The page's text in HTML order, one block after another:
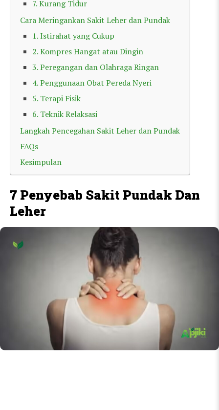
7. Kurang Tidur
Cara Meringankan Sakit Leher dan Pundak
1. Istirahat yang Cukup
2. Kompres Hangat atau Dingin
3. Peregangan dan Olahraga Ringan
4. Penggunaan Obat Pereda Nyeri
5. Terapi Fisik
6. Teknik Relaksasi
Langkah Pencegahan Sakit Leher dan Pundak
FAQs
Kesimpulan
7 Penyebab Sakit Pundak Dan
Leher